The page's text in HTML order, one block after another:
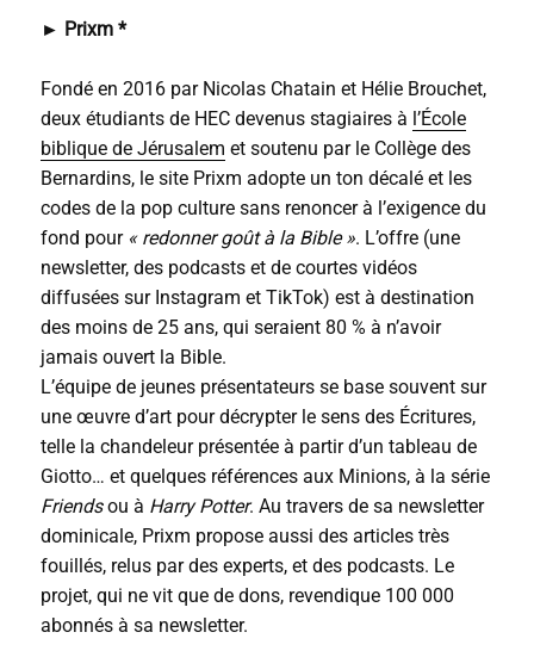
► Prixm *
Fondé en 2016 par Nicolas Chatain et Hélie Brouchet,
deux étudiants de HEC devenus stagiaires à l’École
biblique de Jérusalem et soutenu par le Collège des
Bernardins, le site Prixm adopte un ton décalé et les
codes de la pop culture sans renoncer à l’exigence du
fond pour « redonner goût à la Bible ». L’offre (une
newsletter, des podcasts et de courtes vidéos
diffusées sur Instagram et TikTok) est à destination
des moins de 25 ans, qui seraient 80 % à n’avoir
jamais ouvert la Bible.
L’équipe de jeunes présentateurs se base souvent sur
une œuvre d’art pour décrypter le sens des Écritures,
telle la chandeleur présentée à partir d’un tableau de
Giotto… et quelques références aux Minions, à la série
Friendsou à Harry Potter. Au travers de sa newsletter
dominicale, Prixm propose aussi des articles très
fouillés, relus par des experts, et des podcasts. Le
projet, qui ne vit que de dons, revendique 100 000
abonnés à sa newsletter.